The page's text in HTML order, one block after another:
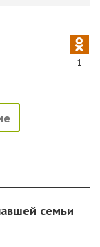
1
семьи